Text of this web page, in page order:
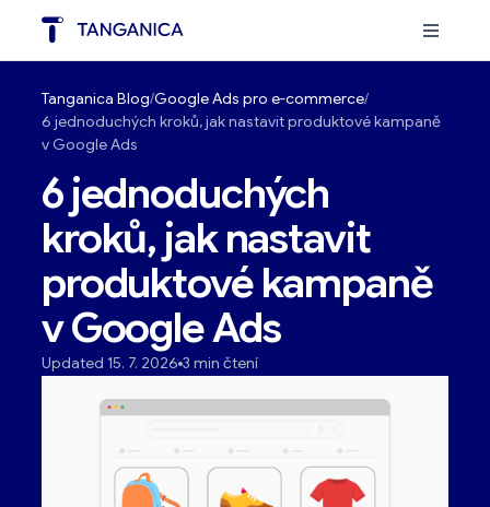
Tanganica Blog Google Ads pro e-commerce
6 jednoduchých kroků, jak nastavit produktové kampaně
v Google Ads
6 jednoduchých
kroků, jak nastavit
produktové kampaně
v Google Ads
Updated 15. 7. 2026 3 min čtení